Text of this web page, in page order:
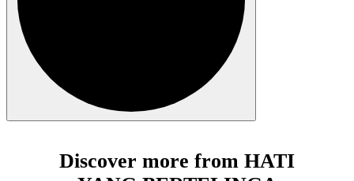
Discover more from HATI